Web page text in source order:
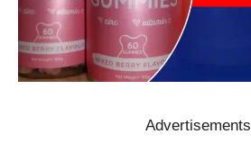
Advertisements